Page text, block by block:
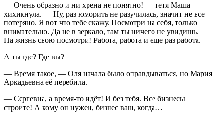
— Очень образно и ни хрена не понятно! — тетя Маша
хихикнула. — Ну, раз юморить не разучилась, значит не все
потеряно. Я вот что тебе скажу. Посмотри на себя, только
внимательно. Да не в зеркало, там ты ничего не увидишь.
На жизнь свою посмотри! Работа, работа и ещё раз работа.
А ты где? Где вы?
— Время такое, — Оля начала было оправдываться, но Мария
Аркадьевна её перебила.
— Сергевна, а время-то идёт! И без тебя. Все бизнесы
строите! А кому он нужен, бизнес ваш, когда…